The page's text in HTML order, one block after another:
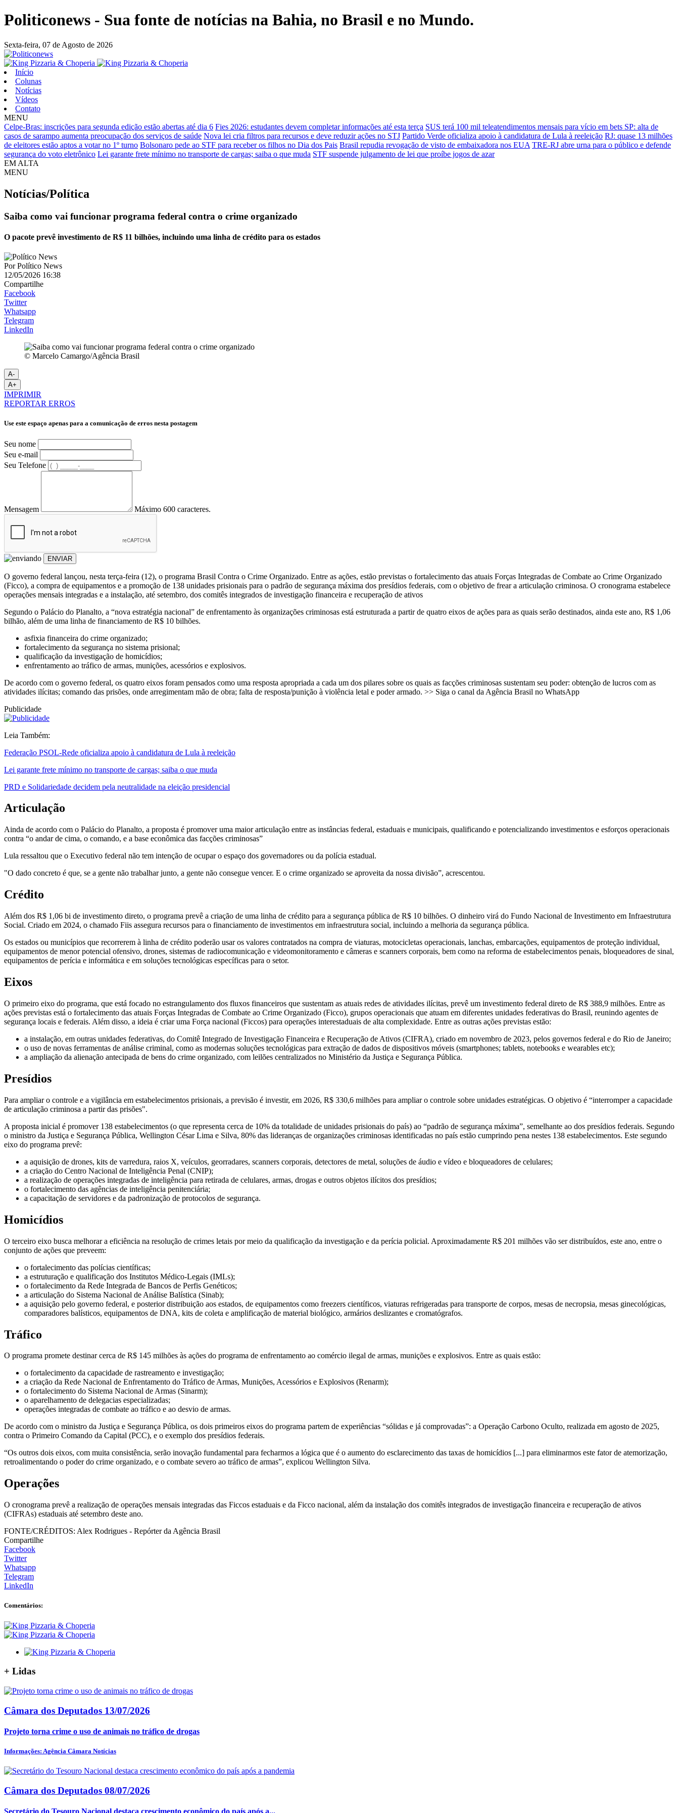
Politiconews - Sua fonte de notícias na Bahia, no Brasil e no Mundo.
Sexta-feira, 07 de Agosto de 2026
Início
Colunas
Notícias
Vídeos
Contato
MENU
Celpe-Bras: inscrições para segunda edição estão abertas até dia 6 Fies 2026: estudantes devem completar informações até esta terça SUS terá 100 mil teleatendimentos mensais para vício em bets SP: alta de
casos de sarampo aumenta preocupação dos serviços de saúde Nova lei cria filtros para recursos e deve reduzir ações no STJ Partido Verde oficializa apoio à candidatura de Lula à reeleição RJ: quase 13 milhões
de eleitores estão aptos a votar no 1º turno Bolsonaro pede ao STF para receber os filhos no Dia dos Pais Brasil repudia revogação de visto de embaixadora nos EUA TRE-RJ abre urna para o público e defende
segurança do voto eletrônico Lei garante frete mínimo no transporte de cargas; saiba o que muda STF suspende julgamento de lei que proíbe jogos de azar
EM ALTA
MENU
Notícias/Política
Saiba como vai funcionar programa federal contra o crime organizado
O pacote prevê investimento de R$ 11 bilhões, incluindo uma linha de crédito para os estados
PorPolítico News
12/05/2026 16:38
Compartilhe
Facebook
Twitter
Whatsapp
Telegram
LinkedIn
© Marcelo Camargo/Agência Brasil
A-
A+
IMPRIMIR
REPORTAR ERROS
Use este espaço apenas para a comunicação de erros nesta postagem
Seu nome
Seu e-mail
Seu Telefone
Mensagem Máximo 600 caracteres.
ENVIAR
O governo federal lançou, nesta terça-feira (12), o programa Brasil Contra o Crime Organizado. Entre as ações, estão previstas o fortalecimento das atuais Forças Integradas de Combate ao Crime Organizado
(Ficco), a compra de equipamentos e a promoção de 138 unidades prisionais para o padrão de segurança máxima dos presídios federais, com o objetivo de frear a articulação criminosa. O cronograma estabelece
operações mensais integradas e a instalação, até setembro, dos comitês integrados de investigação financeira e recuperação de ativos
Segundo o Palácio do Planalto, a “nova estratégia nacional” de enfrentamento às organizações criminosas está estruturada a partir de quatro eixos de ações para as quais serão destinados, ainda este ano, R$ 1,06
bilhão, além de uma linha de financiamento de R$ 10 bilhões.
asfixia financeira do crime organizado;
fortalecimento da segurança no sistema prisional;
qualificação da investigação de homicídios;
enfrentamento ao tráfico de armas, munições, acessórios e explosivos.
De acordo com o governo federal, os quatro eixos foram pensados como uma resposta apropriada a cada um dos pilares sobre os quais as facções criminosas sustentam seu poder: obtenção de lucros com as
atividades ilícitas; comando das prisões, onde arregimentam mão de obra; falta de resposta/punição à violência letal e poder armado. >> Siga o canal da Agência Brasil no WhatsApp
Publicidade
Leia Também:
Federação PSOL-Rede oficializa apoio à candidatura de Lula à reeleição
Lei garante frete mínimo no transporte de cargas; saiba o que muda
PRD e Solidariedade decidem pela neutralidade na eleição presidencial
Articulação
Ainda de acordo com o Palácio do Planalto, a proposta é promover uma maior articulação entre as instâncias federal, estaduais e municipais, qualificando e potencializando investimentos e esforços operacionais
contra “o andar de cima, o comando, e a base econômica das facções criminosas”
Lula ressaltou que o Executivo federal não tem intenção de ocupar o espaço dos governadores ou da polícia estadual.
"O dado concreto é que, se a gente não trabalhar junto, a gente não consegue vencer. E o crime organizado se aproveita da nossa divisão”, acrescentou.
Crédito
Além dos R$ 1,06 bi de investimento direto, o programa prevê a criação de uma linha de crédito para a segurança pública de R$ 10 bilhões. O dinheiro virá do Fundo Nacional de Investimento em Infraestrutura
Social. Criado em 2024, o chamado Fiis assegura recursos para o financiamento de investimentos em infraestrutura social, incluindo a melhoria da segurança pública.
Os estados ou municípios que recorrerem à linha de crédito poderão usar os valores contratados na compra de viaturas, motocicletas operacionais, lanchas, embarcações, equipamentos de proteção individual,
equipamentos de menor potencial ofensivo, drones, sistemas de radiocomunicação e videomonitoramento e câmeras e scanners corporais, bem como na reforma de estabelecimentos penais, bloqueadores de sinal,
equipamentos de perícia e informática e em soluções tecnológicas específicas para o setor.
Eixos
O primeiro eixo do programa, que está focado no estrangulamento dos fluxos financeiros que sustentam as atuais redes de atividades ilícitas, prevê um investimento federal direto de R$ 388,9 milhões. Entre as
ações previstas está o fortalecimento das atuais Forças Integradas de Combate ao Crime Organizado (Ficco), grupos operacionais que atuam em diferentes unidades federativas do Brasil, reunindo agentes de
segurança locais e federais. Além disso, a ideia é criar uma Força nacional (Ficcos) para operações interestaduais de alta complexidade. Entre as outras ações previstas estão:
a instalação, em outras unidades federativas, do Comitê Integrado de Investigação Financeira e Recuperação de Ativos (CIFRA), criado em novembro de 2023, pelos governos federal e do Rio de Janeiro;
o uso de novas ferramentas de análise criminal, como as modernas soluções tecnológicas para extração de dados de dispositivos móveis (smartphones; tablets, notebooks e wearables etc);
a ampliação da alienação antecipada de bens do crime organizado, com leilões centralizados no Ministério da Justiça e Segurança Pública.
Presídios
Para ampliar o controle e a vigilância em estabelecimentos prisionais, a previsão é investir, em 2026, R$ 330,6 milhões para ampliar o controle sobre unidades estratégicas. O objetivo é “interromper a capacidade
de articulação criminosa a partir das prisões".
A proposta inicial é promover 138 estabelecimentos (o que representa cerca de 10% da totalidade de unidades prisionais do país) ao “padrão de segurança máxima”, semelhante ao dos presídios federais. Segundo
o ministro da Justiça e Segurança Pública, Wellington César Lima e Silva, 80% das lideranças de organizações criminosas identificadas no país estão cumprindo pena nestes 138 estabelecimentos. Este segundo
eixo do programa prevê:
a aquisição de drones, kits de varredura, raios X, veículos, georradares, scanners corporais, detectores de metal, soluções de áudio e vídeo e bloqueadores de celulares;
a criação do Centro Nacional de Inteligência Penal (CNIP);
a realização de operações integradas de inteligência para retirada de celulares, armas, drogas e outros objetos ilícitos dos presídios;
o fortalecimento das agências de inteligência penitenciária;
a capacitação de servidores e da padronização de protocolos de segurança.
Homicídios
O terceiro eixo busca melhorar a eficiência na resolução de crimes letais por meio da qualificação da investigação e da perícia policial. Aproximadamente R$ 201 milhões vão ser distribuídos, este ano, entre o
conjunto de ações que preveem:
o fortalecimento das polícias científicas;
a estruturação e qualificação dos Institutos Médico-Legais (IMLs);
o fortalecimento da Rede Integrada de Bancos de Perfis Genéticos;
a articulação do Sistema Nacional de Análise Balística (Sinab);
a aquisição pelo governo federal, e posterior distribuição aos estados, de equipamentos como freezers científicos, viaturas refrigeradas para transporte de corpos, mesas de necropsia, mesas ginecológicas,
comparadores balísticos, equipamentos de DNA, kits de coleta e amplificação de material biológico, armários deslizantes e cromatógrafos.
Tráfico
O programa promete destinar cerca de R$ 145 milhões às ações do programa de enfrentamento ao comércio ilegal de armas, munições e explosivos. Entre as quais estão:
o fortalecimento da capacidade de rastreamento e investigação;
a criação da Rede Nacional de Enfrentamento do Tráfico de Armas, Munições, Acessórios e Explosivos (Renarm);
o fortalecimento do Sistema Nacional de Armas (Sinarm);
o aparelhamento de delegacias especializadas;
operações integradas de combate ao tráfico e ao desvio de armas.
De acordo com o ministro da Justiça e Segurança Pública, os dois primeiros eixos do programa partem de experiências “sólidas e já comprovadas”: a Operação Carbono Oculto, realizada em agosto de 2025,
contra o Primeiro Comando da Capital (PCC), e o exemplo dos presídios federais.
“Os outros dois eixos, com muita consistência, serão inovação fundamental para fecharmos a lógica que é o aumento do esclarecimento das taxas de homicídios [...] para eliminarmos este fator de atemorização,
retroalimentando o poder do crime organizado, e o combate severo ao tráfico de armas”, explicou Wellington Silva.
Operações
O cronograma prevê a realização de operações mensais integradas das Ficcos estaduais e da Ficco nacional, além da instalação dos comitês integrados de investigação financeira e recuperação de ativos
(CIFRAs) estaduais até setembro deste ano.
FONTE/CRÉDITOS: Alex Rodrigues - Repórter da Agência Brasil
Compartilhe
Facebook
Twitter
Whatsapp
Telegram
LinkedIn
Comentários:
+ Lidas
Câmara dos Deputados 13/07/2026
Projeto torna crime o uso de animais no tráfico de drogas
Informações: Agência Câmara Notícias
Câmara dos Deputados 08/07/2026